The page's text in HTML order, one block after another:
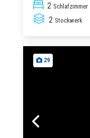
2 Schlafzimmer
2 Stockwerk
29